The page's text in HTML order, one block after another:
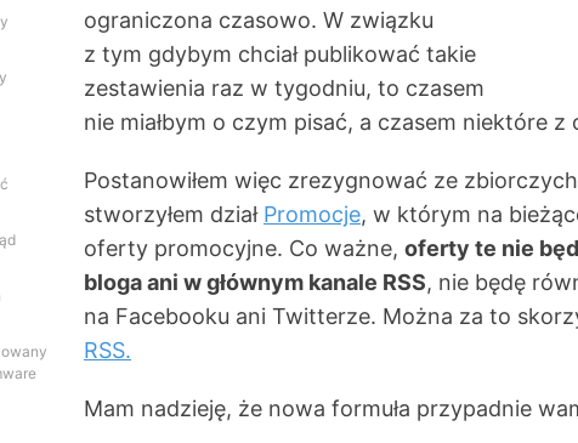
ograniczona czasowo. W związku
z tym gdybym chciał publikować takie
zestawienia raz w tygodniu, to czasem
nie miałbym o czym pisać, a czasem niektóre
Postanowiłem więc zrezygnować ze
stworzyłem dział Promocje, w którym na
oferty promocyjne. Co ważne, oferty te nie
bloga ani w głównym kanale RSS, nie będę
na Facebooku ani Twitterze. Można za to
RSS.
Mam nadzieję, że nowa formuła przypadnie